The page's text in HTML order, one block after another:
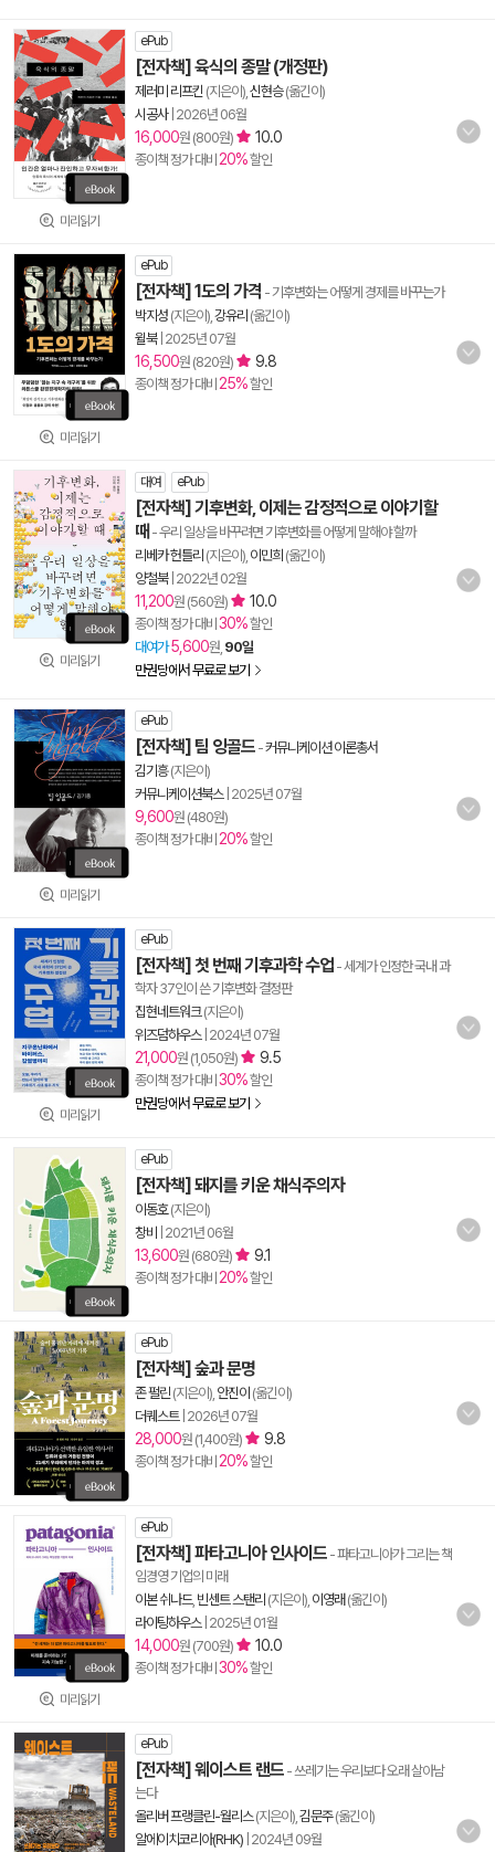
미리읽기
ePub
[전자책] 육식의 종말 (개정판)
제러미 리프킨 (지은이), 신현승(옮긴이)
시공사| 2026년 06월
16,000원 (800원) 10.0
종이책 정가 대비 20%할인
미리읽기
ePub
[전자책] 1도의 가격 - 기후변화는 어떻게 경제를 바꾸는가
박지성 (지은이), 강유리 (옮긴이)
윌북| 2025년 07월
16,500원 (820원) 9.8
종이책 정가 대비 25%할인
미리읽기
대여 ePub
[전자책] 기후변화, 이제는 감정적으로 이야기할
때 - 우리 일상을 바꾸려면 기후변화를 어떻게 말해야 할까
리베카 헌틀리 (지은이), 이민희 (옮긴이)
양철북| 2022년 02월
11,200원 (560원) 10.0
종이책 정가 대비 30%할인
대여가 5,600원, 90일
만권당에서 무료로 보기
미리읽기
ePub
[전자책] 팀 잉골드 -커뮤니케이션 이론총서
김기흥(지은이)
커뮤니케이션북스| 2025년 07월
9,600원 (480원)
종이책 정가 대비 20%할인
미리읽기
ePub
[전자책] 첫 번째 기후과학 수업 - 세계가 인정한 국내 과
학자 37인이 쓴 기후변화 결정판
집현네트워크(지은이)
위즈덤하우스| 2024년 07월
21,000원 (1,050원) 9.5
종이책 정가 대비 30%할인
만권당에서 무료로 보기
ePub
[전자책] 돼지를 키운 채식주의자
이동호(지은이)
창비
2021년 06월
13,600원 (680원) 9.1
종이책 정가 대비 20%할인
ePub
[전자책] 숲과 문명
존 펄린 (지은이), 안진이 (옮긴이)
더퀘스트| 2026년 07월
28,000원 (1,400원) 9.8
종이책 정가 대비 20%할인
미리읽기
ePub
[전자책] 파타고니아 인사이드 - 파타고니아가 그리는 책
임경영 기업의 미래
이본 쉬나드, 빈센트 스탠리 (지은이), 이영래 (옮긴이)
라이팅하우스| 2025년 01월
14,000원 (700원) 10.0
종이책 정가 대비 30%할인
ePub
[전자책] 웨이스트 랜드 - 쓰레기는 우리보다 오래 살아남
는다
올리버 프랭클린-월리스(지은이), 김문주(옮긴이)
알에이치코리아(RHK) 2024년 09월